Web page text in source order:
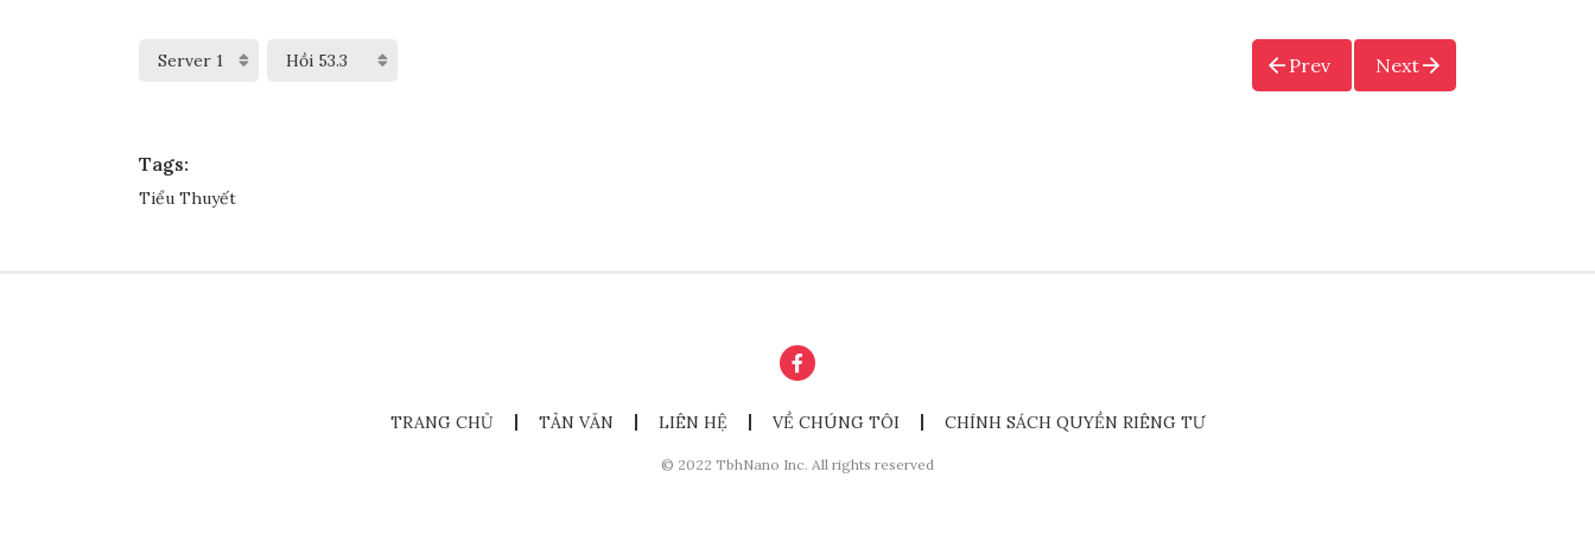
Prev Next
Tags:
Tiểu Thuyết
TRANG CHỦ TẢN VĂN LIÊN HỆ VỀ CHÚNG TÔI CHÍNH SÁCH QUYỀN RIÊNG TƯ
© 2022 TbhNano Inc. All rights reserved